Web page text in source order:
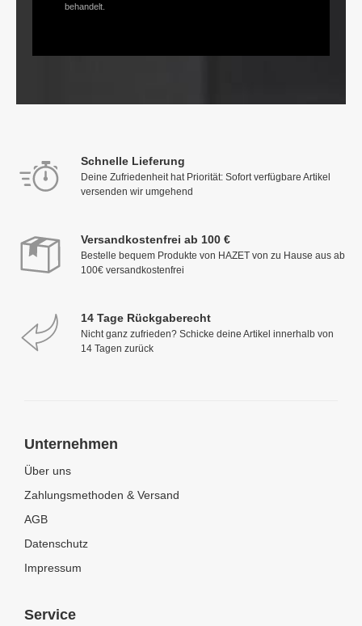
behandelt.
Schnelle Lieferung
Deine Zufriedenheit hat Priorität: Sofort verfügbare Artikel
versenden wir umgehend
Versandkostenfrei ab 100 €
Bestelle bequem Produkte von HAZET von zu Hause aus ab
100€ versandkostenfrei
14 Tage Rückgaberecht
Nicht ganz zufrieden? Schicke deine Artikel innerhalb von
14 Tagen zurück
Unternehmen
Über uns
Zahlungsmethoden & Versand
AGB
Datenschutz
Impressum
Service